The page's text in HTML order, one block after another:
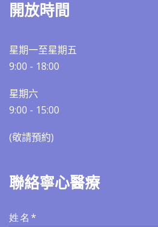
開放時間
星期一至星期五
9:00 - 18:00
星期六
9:00 - 15:00
(敬請預約)​​
聯絡寧心醫療
姓名*